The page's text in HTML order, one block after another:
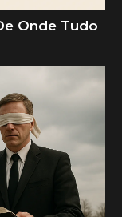
Onde Tudo